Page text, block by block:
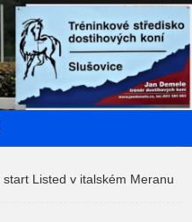
Listed v italském Meranu